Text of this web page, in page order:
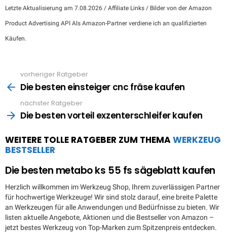
Letzte Aktualisierung am 7.08.2026 / Affiliate Links / Bilder von der Amazon
Product Advertising API Als Amazon-Partner verdiene ich an qualifizierten
Käufen.
more
vorheriger Ratgeber
Die besten einsteiger cnc fräse kaufen
nächster Ratgeber
Die besten vorteil exzenterschleifer kaufen
WEITERE TOLLE RATGEBER ZUM THEMAWERKZEUG
BESTSELLER
Die besten metabo ks 55 fs sägeblatt kaufen
Herzlich willkommen im Werkzeug Shop, Ihrem zuverlässigen Partner
für hochwertige Werkzeuge! Wir sind stolz darauf, eine breite Palette
an Werkzeugen für alle Anwendungen und Bedürfnisse zu bieten. Wir
listen aktuelle Angebote, Aktionen und die Bestseller von Amazon –
jetzt bestes Werkzeug von Top-Marken zum Spitzenpreis entdecken.